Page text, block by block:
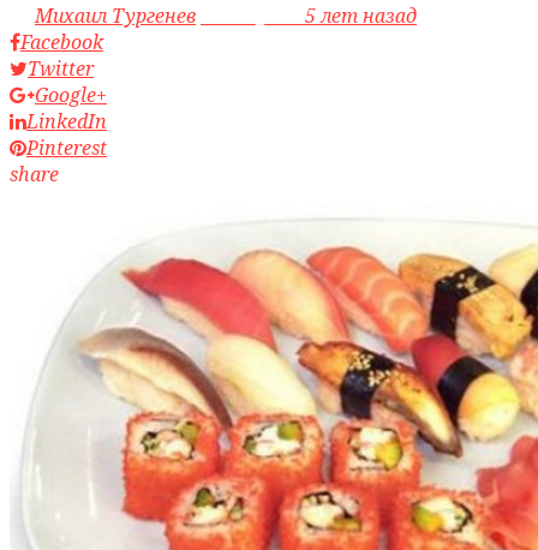
byМихаил Тургенев
5 лет назад
Facebook
Twitter
Google+
LinkedIn
Pinterest
share